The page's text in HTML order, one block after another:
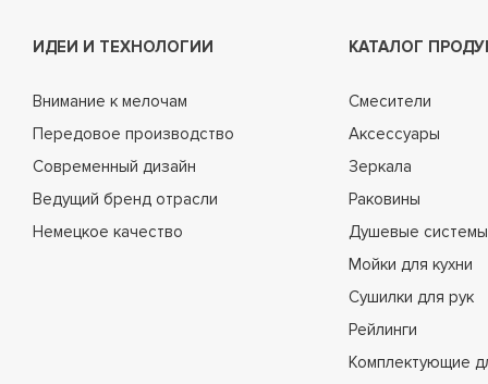
ИДЕИ И ТЕХНОЛОГИИ
Внимание к мелочам
Передовое производство
Современный дизайн
Ведущий бренд отрасли
Немецкое качество
КАТАЛОГ
Смесители
Аксессуары
Зеркала
Раковины
Душевые системы
Мойки для кухни
Сушилки для рук
Рейлинги
Комплектующие